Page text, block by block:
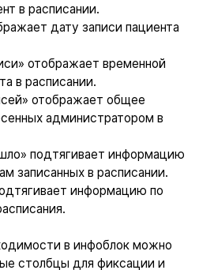
в расписании.
дату записи пациента
отображает временной
в расписании.
отображает общее
администратором в
подтягивает информацию
записанных в расписании.
информацию по
в инфоблок можно
столбцы для фиксации и